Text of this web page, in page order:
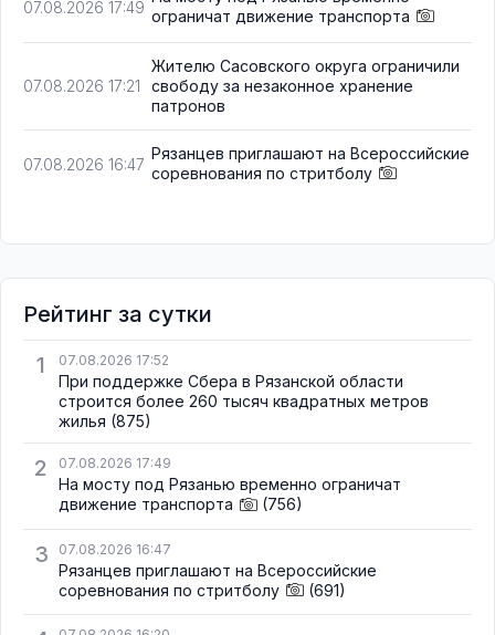
07.08.2026 17:49 ограничат движение транспорта
07.08.2026 17:21
Жителю Сасовского округа ограничили
свободу за незаконное хранение
патронов
07.08.2026 16:47
Рязанцев приглашают на Всероссийские
соревнования по стритболу
Рейтинг за сутки
1
07.08.2026 17:52
При поддержке Сбера в Рязанской области
строится более 260 тысяч квадратных метров
жилья (875)
2 07.08.2026 17:49
На мосту под Рязанью временно ограничат
движение транспорта
(756)
3 07.08.2026 16:47
Рязанцев приглашают на Всероссийские
соревнования по стритболу
(691)